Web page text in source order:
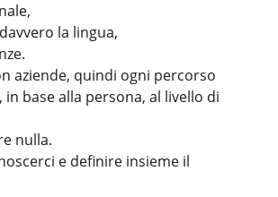
la lingua,
aziende, quindi ogni percorso
base alla persona, al livello di
nulla.
e definire insieme il